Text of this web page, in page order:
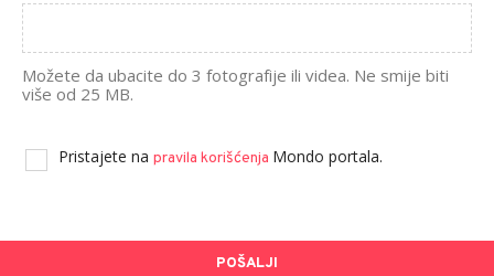
Možete da ubacite do 3 fotografije ili videa. Ne smije biti
više od 25 MB.
Pristajete na pravila korišćenja Mondo portala.
POŠALJI